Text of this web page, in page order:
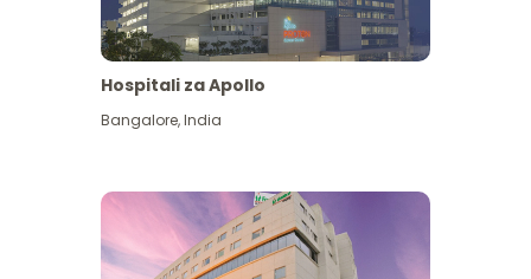
Hospitali za Apollo
Bangalore,India